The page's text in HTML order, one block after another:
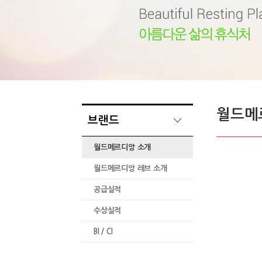
브랜드
월드메르디앙 소개
월드메르디앙 레브 소개
공급실적
수상실적
BI / CI
월드메